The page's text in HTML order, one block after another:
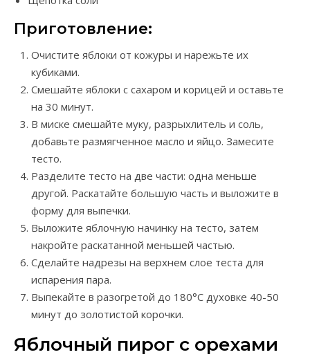
Приготовление:
Очистите яблоки от кожуры и нарежьте их
кубиками.
Смешайте яблоки с сахаром и корицей и оставьте
на 30 минут.
В миске смешайте муку, разрыхлитель и соль,
добавьте размягченное масло и яйцо. Замесите
тесто.
Разделите тесто на две части: одна меньше
другой. Раскатайте большую часть и выложите в
форму для выпечки.
Выложите яблочную начинку на тесто, затем
накройте раскатанной меньшей частью.
Сделайте надрезы на верхнем слое теста для
испарения пара.
Выпекайте в разогретой до 180°C духовке 40-50
минут до золотистой корочки.
Яблочный пирог с орехами